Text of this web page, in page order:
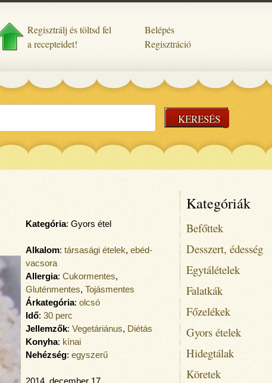
Regisztrálj és töltsd fel
a recepteidet!
Belépés
Regisztráció
KERESÉS
Kategória: Gyors étel
Alkalom: társasági ételek, ebéd-
vacsora
Allergia: Cukormentes,
Gluténmentes, Tojásmentes
Árkategória: olcsó
Idő: 30 perc
Jellemzők: Vegetáriánus, Diétás
Konyha: kínai
Nehézség: egyszerű
2014. december 17.
Kategóriák
Befőttek
Desszert, édesség
Egytálételek
Falatkák
Főzelékek
Gyors ételek
Hidegtálak
Köretek